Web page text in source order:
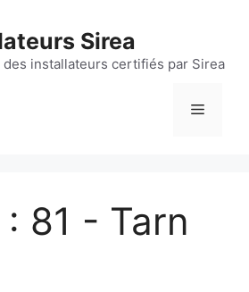
Sirea
des installateurs certifiés par Sirea
Menu
81 - Tarn